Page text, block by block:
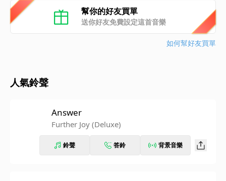
幫你的好友買單
送你好友免費設定這首音樂
如何幫好友買單
人氣鈴聲
Answer
Further Joy (Deluxe)
鈴聲 答鈴 背景音樂